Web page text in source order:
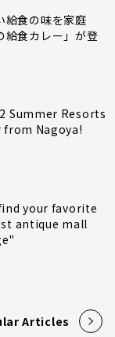
給食の味を家庭
給食カレー」が登
Summer Resorts
from Nagoya!
your favorite
antique mall
Articles